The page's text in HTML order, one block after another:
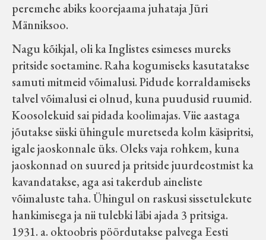
Virtuaalnäitused
Otsi
Tagasiside
peremehe abiks koorejaama juhataja Jüri
Männiksoo.
Nagu kõikjal, oli ka Inglistes esimeses mureks
pritside soetamine. Raha kogumiseks kasutatakse
samuti mitmeid võimalusi. Pidude korraldamiseks
talvel võimalusi ei olnud, kuna puudusid ruumid.
Koosolekuid sai pidada koolimajas. Viie aastaga
jõutakse siiski ühingule muretseda kolm käsipritsi,
igale jaoskonnale üks. Oleks vaja rohkem, kuna
jaoskonnad on suured ja pritside juurdeostmist ka
kavandatakse, aga asi takerdub aineliste
võimaluste taha. Ühingul on raskusi sissetulekute
hankimisega ja nii tulebki läbi ajada 3 pritsiga.
1931. a. oktoobris pöördutakse palvega Eesti